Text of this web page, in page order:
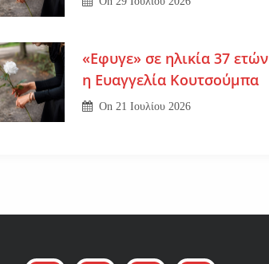
«Εφυγε» σε ηλικία 37 ετών
η Ευαγγελία Κουτσούμπα
On21 Ιουλίου 2026